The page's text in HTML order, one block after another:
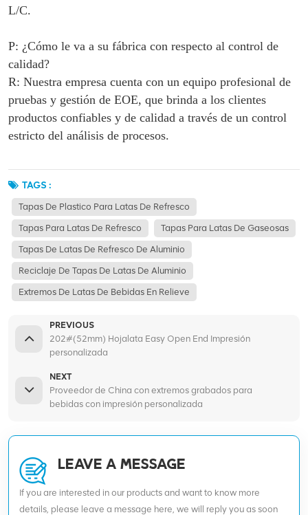
L/C.
P: ¿Cómo le va a su fábrica con respecto al control de
calidad?
R: Nuestra empresa cuenta con un equipo profesional de
pruebas y gestión de EOE, que brinda a los clientes
productos confiables y de calidad a través de un control
estricto del análisis de procesos.
TAGS :
Tapas De Plastico Para Latas De Refresco
Tapas Para Latas De Refresco Tapas Para Latas De Gaseosas
Tapas De Latas De Refresco De Aluminio
Reciclaje De Tapas De Latas De Aluminio
Extremos De Latas De Bebidas En Relieve
PREVIOUS
202#(52mm) Hojalata Easy Open End Impresión
personalizada
NEXT
Proveedor de China con extremos grabados para
bebidas con impresión personalizada
LEAVE A MESSAGE
If you are interested in our products and want to know more
details, please leave a message here, we will reply you as soon